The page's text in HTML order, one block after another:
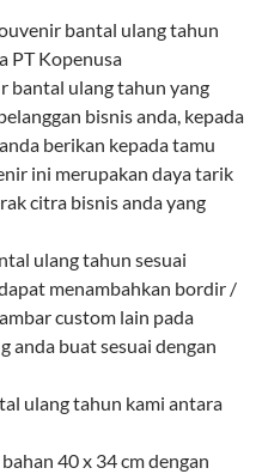
bantal ulang tahun
PT Kopenusa
bantal ulang tahun yang
bisnis anda, kepada
berikan kepada tamu
ini merupakan daya tarik
citra bisnis anda yang
ulang tahun sesuai
menambahkan bordir /
custom lain pada
anda buat sesuai dengan
ulang tahun kami antara
40 x 34 cm dengan